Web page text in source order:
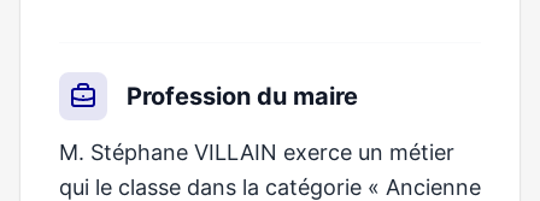
Profession du maire
M. Stéphane VILLAIN exerce un métier
qui le classe dans la catégorie « Ancienne